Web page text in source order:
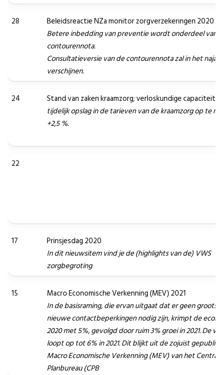
28
Beleidsreactie NZa monitor zorgverzekeringen 2020
Betere inbedding van preventie wordt onderdeel van
contourennota.
Consultatieversie van de contourennota zal in het najaar
verschijnen.
24
Stand van zaken kraamzorg; verloskundige capaciteit.
tijdelijk opslag in de tarieven van de kraamzorg op te
+2,5 %.
22
17
Prinsjesdag 2020
In dit nieuwsitem vind je de (highlights van de) VWS
zorgbegroting
15
Macro Economische Verkenning (MEV) 2021
In de basisraming, die ervan uitgaat dat er geen
nieuwe contactbeperkingen nodig zijn, krimpt de
2020 met 5%, gevolgd door ruim 3% groei in 2021. De
loopt op tot 6% in 2021. Dit blijkt uit de zojuist
Macro Economische Verkenning (MEV) van het Centraal
Planbureau (CPB